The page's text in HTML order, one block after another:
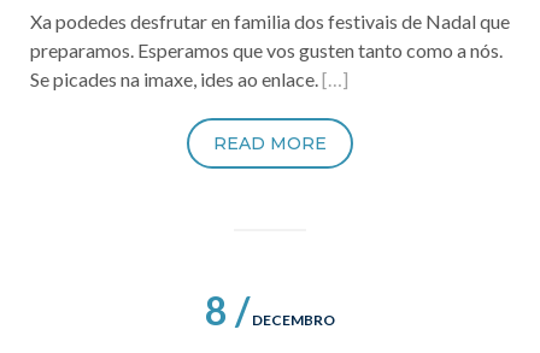
Xa podedes desfrutar en familia dos festivais de Nadal que
preparamos. Esperamos que vos gusten tanto como a nós.
Se picades na imaxe, ides ao enlace.[…]
READ MORE
8 / DECEMBRO